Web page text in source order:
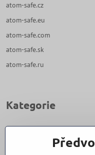
atom-safe.cz
atom-safe.eu
atom-safe.com
atom-safe.sk
atom-safe.ru
Kategorie
Zavoláme Vám